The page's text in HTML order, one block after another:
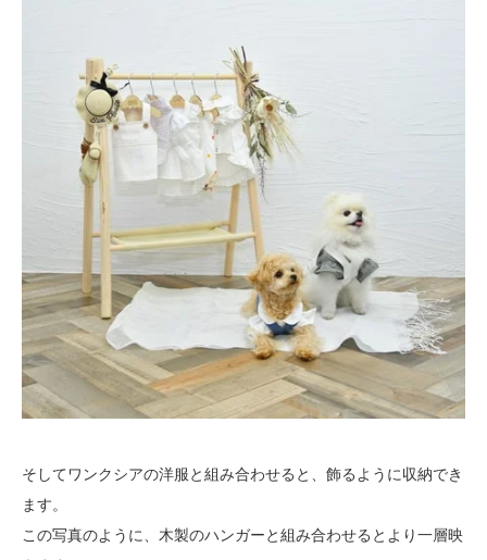
そしてワンクシアの洋服と組み合わせると、飾るように収納でき
ます。
この写真のように、木製のハンガーと組み合わせるとより一層映